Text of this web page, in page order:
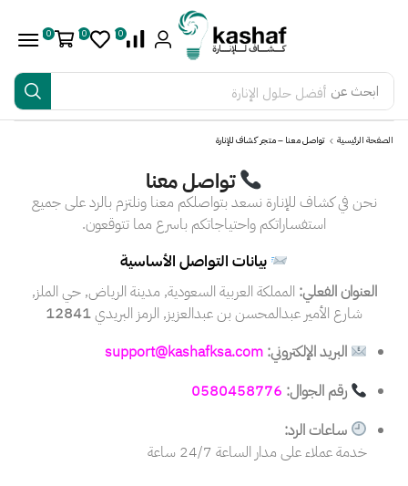
ابحث عن أفضل حلول الإنارة
0
0
0
الصفحة الرئيسية تواصل معنا – متجر كشاف للإنارة
تواصل معنا
نحن في كشاف للإنارة نسعد بتواصلكم معنا ونلتزم بالرد على جميع
استفساراتكم واحتياجاتكم باسرع مما تتوقعون.
بيانات التواصل الأساسية
العنوان الفعلي: المملكة العربية السعودية, مدينة الرياض, حي الملز,
شارع الأمير عبدالمحسن بن عبدالعزيز, الرمز البريدي12841
البريد الإلكتروني:support@kashafksa.com
رقم الجوال: 0580458776
ساعات الرد:
خدمة عملاء على مدار الساعة 24/7 ساعة